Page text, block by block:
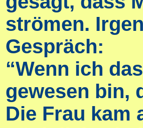
strömen.
Gespräch:
“Wenn ich
gewesen bin,
Die Frau kam